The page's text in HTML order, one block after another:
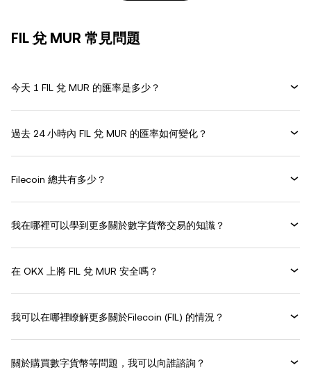
FIL 兌 MUR 常見問題
今天 1 FIL 兌 MUR 的匯率是多少？
過去 24 小時內 FIL 兌 MUR 的匯率如何變化？
Filecoin 總共有多少？
我在哪裡可以學到更多關於數字貨幣交易的知識？
在 OKX 上將 FIL 兌 MUR 安全嗎？
我可以在哪裡瞭解更多關於Filecoin (FIL) 的情況？
關於購買數字貨幣等問題，我可以向誰諮詢？